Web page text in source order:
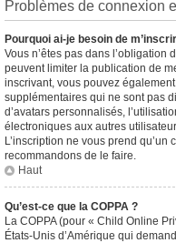
Problèmes de connexion
Pourquoi ai-je besoin de
Vous n’êtes pas dans l’obligation
peuvent limiter la publication de
inscrivant, vous pouvez
supplémentaires qui ne sont pas
d’avatars personnalisés,
électroniques aux autres
L’inscription ne vous prend qu’un
recommandons de le faire.
Haut
Qu’est-ce que la COPPA ?
La COPPA (pour « Child Online
États-Unis d’Amérique qui